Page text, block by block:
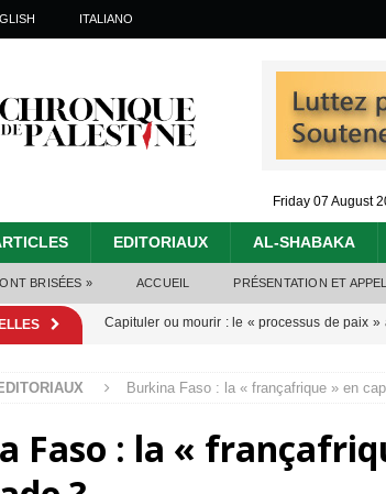
ITALIANO
Friday 07 August
EDITORIAUX AL-SHABAKA
BRISÉES » ACCUEIL PRÉSENTATION ET
Capituler ou mourir : le « processus de paix
Mille jours de génocide : l’histoire de Gaza au-
Les Israéliens effacent les preuves du
Alors que Trump annonce un « accord de
Burkina Faso : la « françafrique » en
Faso : la «